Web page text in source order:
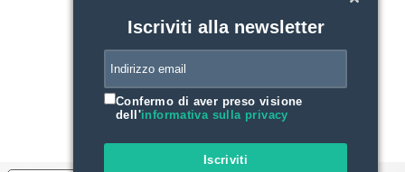
Iscriviti alla newsletter
Confermo di aver preso visione
dell'informativa sulla privacy
Iscriviti